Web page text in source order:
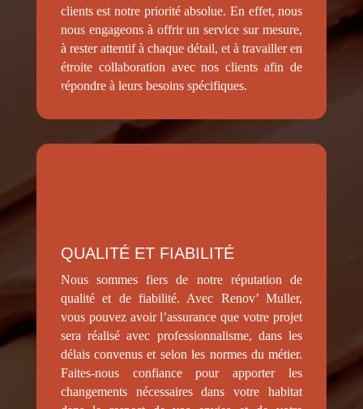
clients est notre priorité absolue. En effet, nous
nous engageons à offrir un service sur mesure,
à rester attentif à chaque détail, et à travailler en
étroite collaboration avec nos clients afin de
répondre à leurs besoins spécifiques.
QUALITÉ ET FIABILITÉ
Nous sommes fiers de notre réputation de
qualité et de fiabilité. Avec Renov’ Muller,
vous pouvez avoir l’assurance que votre projet
sera réalisé avec professionnalisme, dans les
délais convenus et selon les normes du métier.
Faites-nous confiance pour apporter les
changements nécessaires dans votre habitat